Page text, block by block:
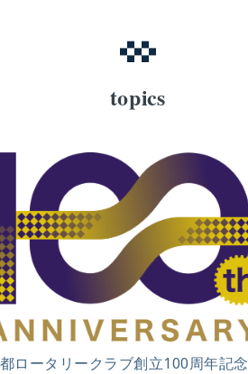
topics
ロータリークラブ創立100周年記念